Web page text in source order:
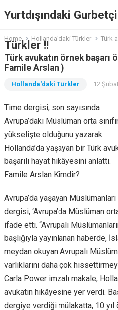
Yurtdışındaki
Türkler !!
Home Hollanda'daki Türkler Türk
Türk avukatın örnek başarı
Famile Arslan )
Hollanda'daki Türkler 12
Time dergisi, son sayısında
Avrupa’daki Müslüman orta
yükselişte olduğunu yazarak
Hollanda’da yaşayan bir Türk
başarılı hayat hikâyesini anlattı.
Famile Arslan Kimdir?
Avrupa’da yaşayan
dergisi, ‘Avrupa’da Müslüman
ifade etti. “Avrupalı
başlığıyla yayınlanan haberde,
meydan okuyan Avrupalı
varlıklarını daha çok
Carla Power imzalı makale,
avukatın hikâyesine yer verdi.
dergiye verdiği mülakatta, 10 yıl